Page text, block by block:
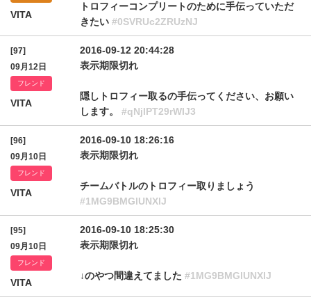
VITA
トロフィーコンプリートのために手伝っていただ
きたい #0SVRUc2ZRUzNJ
[97]
09月12日
フレンド
VITA
2016-09-12 20:44:28
表示期限切れ
隠しトロフィー取るの手伝ってください、お願い
します。 #qNjlPT29rWlJ3
[96]
09月10日
フレンド
VITA
2016-09-10 18:26:16
表示期限切れ
チームバトルのトロフィー取りましょう
#1MG9BMGlUNXlJ
[95]
09月10日
フレンド
VITA
2016-09-10 18:25:30
表示期限切れ
↓のやつ間違えてました #1MG9BMGlUNXlJ